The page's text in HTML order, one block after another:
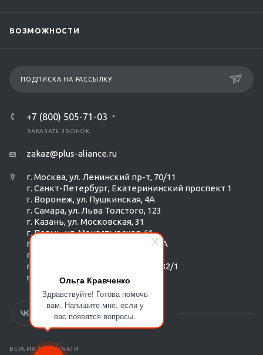
Ольга Кравченко
Здравствуйте! Готова помочь
вам. Напишите мне, если у
вас появятся вопросы.
ВОЗМОЖНОСТИ
ПОДПИСКА НА РАССЫЛКУ
+7 (800) 505-71-03
ЗАКАЗАТЬ ЗВОНОК
zakaz@plus-aliance.ru
г. Москва, ул. Ленинский пр-т, 70/11
г. Санкт-Петербург, Екатерининский проспект 1
г. Воронеж, ул. Пушкинская, 4А
г. Самара, ул. Льва Толстого, 123
г. Казань, ул. Московская, 31
г. Пермь, ул. Монастырская, 61
г. Екатеринбург, ул. Радищева 6А
г. Тюмень, ул. Республики 252/6
г. Новосибирск, Красный пр-т, 182/1
г. Омск, ул. ​Гагарина, 14
ВЕРСИЯ ДЛЯ ПЕЧАТИ